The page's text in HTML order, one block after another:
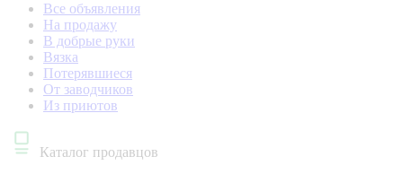
Все объявления
На продажу
В добрые руки
Вязка
Потерявшиеся
От заводчиков
Из приютов
Каталог продавцов